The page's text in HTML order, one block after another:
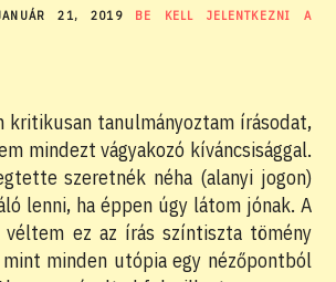
21, 2019 BE KELL JELENTKEZNI A
kritikusan tanulmányoztam írásodat,
mindezt vágyakozó kíváncsisággal.
szeretnék néha (alanyi jogon)
lenni, ha éppen úgy látom jónak. A
véltem ez az írás színtiszta tömény
minden utópia egy nézőpontból